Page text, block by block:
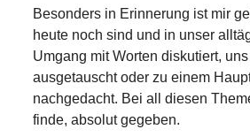
Besonders in Erinnerung ist mir
heute noch sind und in unser
Umgang mit Worten diskutiert,
ausgetauscht oder zu einem
nachgedacht. Bei all diesen
finde, absolut gegeben.